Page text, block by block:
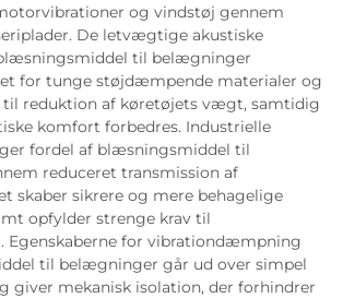
og vindstøj gennem
De letvægtige akustiske
til belægninger
for tunge støjdæmpende materialer og
til reduktion af køretøjets vægt, samtidig
komfort forbedres. Industrielle
fordel af blæsningsmiddel til
reduceret transmission af
skaber sikrere og mere behagelige
opfylder strenge krav til
Egenskaberne for vibrationdæmpning
til belægninger går ud over simpel
giver mekanisk isolation, der forhindrer